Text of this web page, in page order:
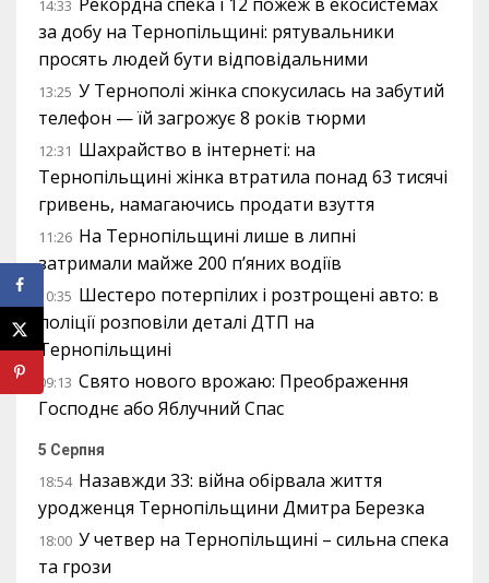
14:33
за добу на Тернопільщині: рятувальники
просять людей бути відповідальними
13:25 У Тернополі жінка спокусилась на забутий
телефон — їй загрожує 8 років тюрми
12:31 Шахрайство в інтернеті: на
Тернопільщині жінка втратила понад 63 тисячі
гривень, намагаючись продати взуття
11:26 На Тернопільщині лише в липні
затримали майже 200 п’яних водіїв
10:35 Шестеро потерпілих і розтрощені авто: в
поліції розповіли деталі ДТП на
Тернопільщині
09:13 Свято нового врожаю: Преображення
Господнє або Яблучний Спас
5 Серпня
18:54 Назавжди 33: війна обірвала життя
уродженця Тернопільщини Дмитра Березка
18:00 У четвер на Тернопільщині – сильна спека
та грози